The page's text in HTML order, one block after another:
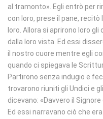
al tramonto». Egli entrò per
con loro, prese il pane, recitò
loro. Allora si aprirono loro
dalla loro vista. Ed essi
il nostro cuore mentre egli
quando ci spiegava le
Partirono senza indugio e
trovarono riuniti gli Undici e
dicevano: «Davvero il
Ed essi narravano ciò che